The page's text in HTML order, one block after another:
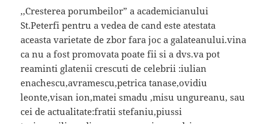
,,Cresterea porumbeilor” a academicianului
St.Peterfi pentru a vedea de cand este atestata
aceasta varietate de zbor fara joc a galateanului.vina
ca nu a fost promovata poate fii si a dvs.va pot
reaminti glatenii crescuti de celebrii :iulian
enachescu,avramescu,petrica tanase,ovidiu
leonte,visan ion,matei smadu ,misu ungureanu, sau
cei de actualitate:fratii stefaniu,piussi